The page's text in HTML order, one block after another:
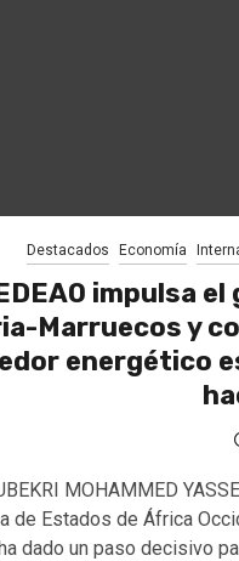
Destacados Economía
impulsa
Marruecos y
energético
MOHAMMED
de Estados de África
dado un paso decisivo